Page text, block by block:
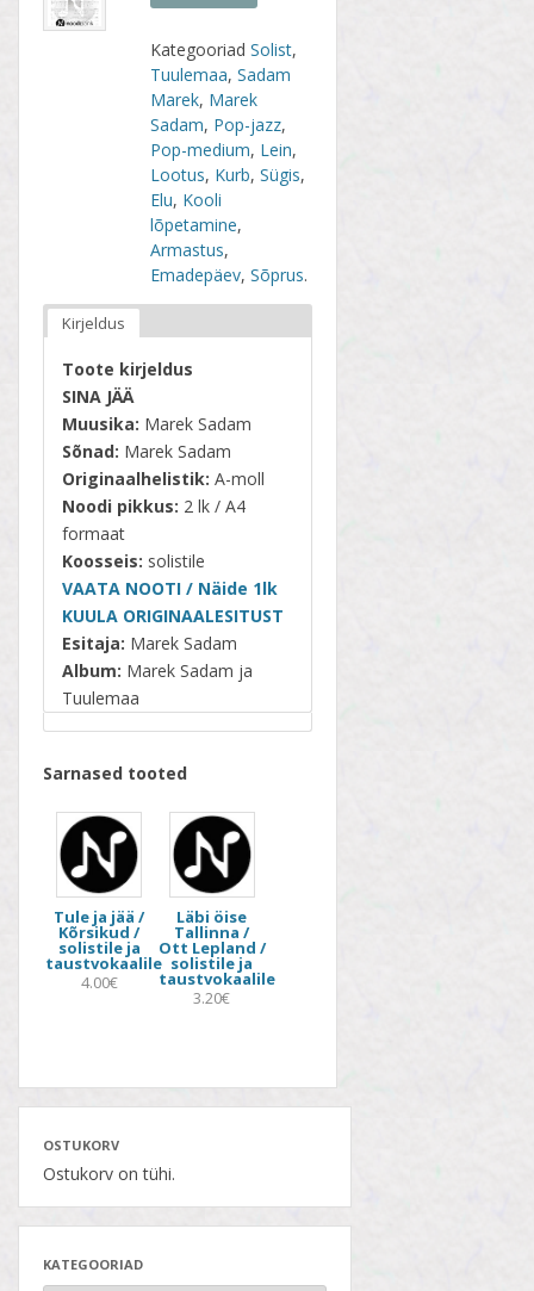
KategooriadSolist,
Tuulemaa,Sadam
Marek, Marek
Sadam, Pop-jazz,
Pop-medium, Lein,
Lootus, Kurb,Sügis,
Elu, Kooli
lõpetamine,
Armastus,
Emadepäev,Sõprus.
Kirjeldus
Toote kirjeldus
SINA JÄÄ
Muusika: Marek Sadam
Sõnad: Marek Sadam
Originaalhelistik: A-moll
Noodi pikkus: 2 lk / A4
formaat
Koosseis: solistile
VAATA NOOTI / Näide 1lk
KUULA ORIGINAALESITUST
Esitaja: Marek Sadam
Album: Marek Sadam ja
Tuulemaa
Sarnased tooted
Tule ja jää /
Kõrsikud /
solistile ja
taustvokaalile
4.00€
Läbi öise
Tallinna /
Ott Lepland /
solistile ja
taustvokaalile
3.20€
OSTUKORV
Ostukorv on tühi.
KATEGOORIAD